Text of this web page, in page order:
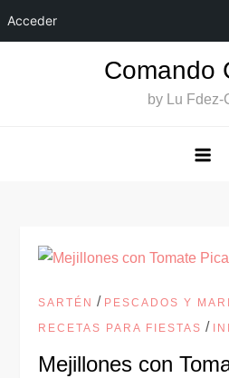
Acceder
Comando
by Lu Fdez-
SARTÉN / PESCADOS Y
RECETAS PARA FIESTAS /
Mejillones con